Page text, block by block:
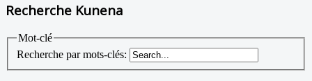
Recherche Kunena
Mot-clé
Recherche par mots-clés: